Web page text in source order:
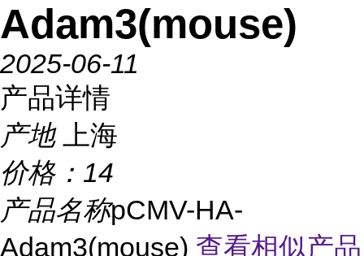
Adam3(mouse)
2025-06-11
产品详情
产地
上海
价格： 14
产品名称pCMV-HA-
Adam3(mouse) 查看相似产品